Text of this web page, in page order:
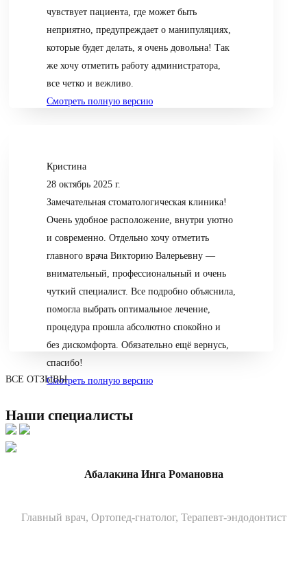
чувствует пациента, где может быть
неприятно, предупреждает о манипуляциях,
которые будет делать, я очень довольна! Так
же хочу отметить работу администратора,
все четко и вежливо.
Смотреть полную версию
Кристина
28 октябрь 2025 г.
Замечательная стоматологическая клиника!
Очень удобное расположение, внутри уютно
и современно. Отдельно хочу отметить
главного врача Викторию Валерьевну —
внимательный, профессиональный и очень
чуткий специалист. Все подробно объяснила,
помогла выбрать оптимальное лечение,
процедура прошла абсолютно спокойно и
без дискомфорта. Обязательно ещё вернусь,
спасибо!
Смотреть полную версию
ВСЕ ОТЗЫВЫ
Наши специалисты
Абалакина Инга Романовна
Главный врач, Ортопед-гнатолог, Терапевт-эндодонтист